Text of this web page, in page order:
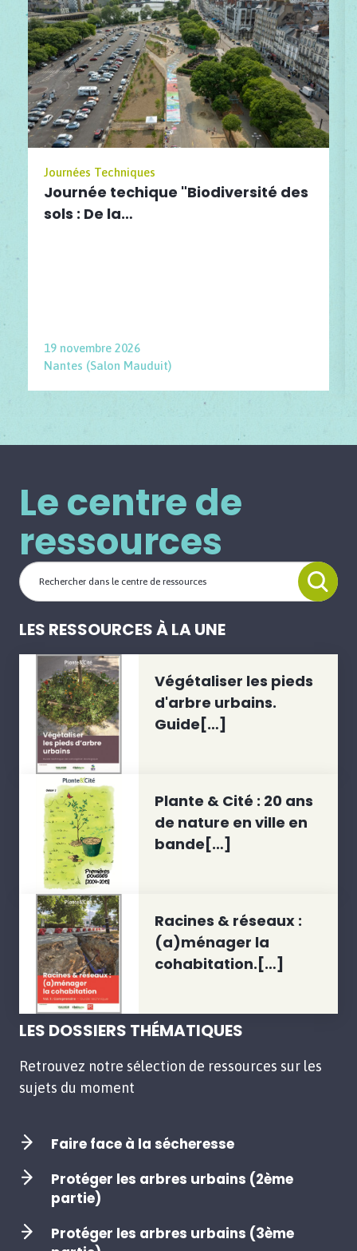
Journée techique "Biodiversité des
sols : De la…
Journées Techniques
19 novembre 2026
Nantes (Salon Mauduit)
Le centre de
ressources
LES RESSOURCES À LA UNE
Végétaliser les pieds
d'arbre urbains.
Guide[…]
Plante & Cité : 20 ans
de nature en ville en
bande[…]
Racines & réseaux :
(a)ménager la
cohabitation.[…]
LES DOSSIERS THÉMATIQUES
Retrouvez notre sélection de ressources sur les
sujets du moment
Faire face à la sécheresse
Protéger les arbres urbains (2ème
partie)
Protéger les arbres urbains (3ème